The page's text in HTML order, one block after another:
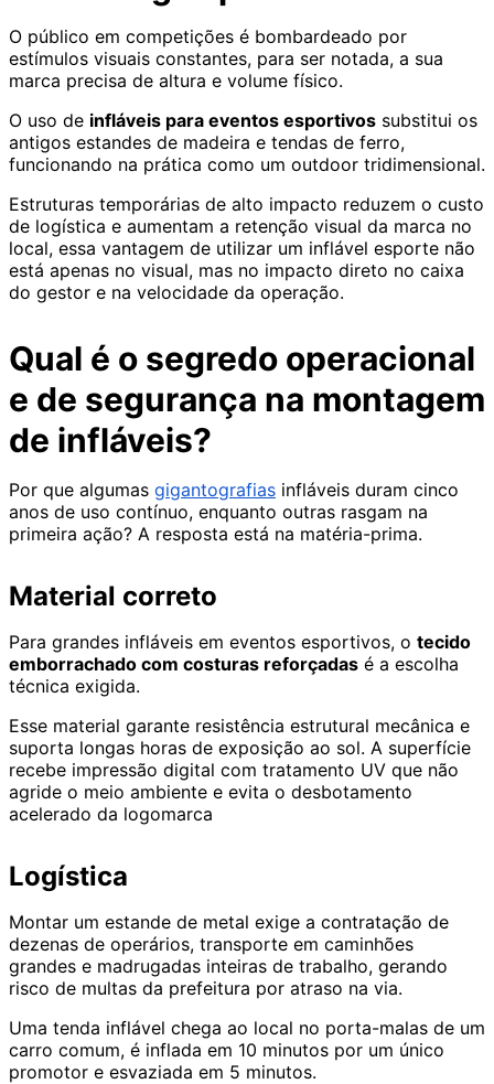
O público em competições é bombardeado por
estímulos visuais constantes, para ser notada, a sua
marca precisa de altura e volume físico.
O uso de infláveis para eventos esportivos substitui os
antigos estandes de madeira e tendas de ferro,
funcionando na prática como um outdoor tridimensional.
Estruturas temporárias de alto impacto reduzem o custo
de logística e aumentam a retenção visual da marca no
local, essa vantagem de utilizar um inflável esporte não
está apenas no visual, mas no impacto direto no caixa
do gestor e na velocidade da operação.
Qual é o segredo operacional
e de segurança na montagem
de infláveis?
Por que algumas gigantografias infláveis duram cinco
anos de uso contínuo, enquanto outras rasgam na
primeira ação? A resposta está na matéria-prima.
Material correto
Para grandes infláveis em eventos esportivos, o tecido
emborrachado com costuras reforçadas é a escolha
técnica exigida.
Esse material garante resistência estrutural mecânica e
suporta longas horas de exposição ao sol. A superfície
recebe impressão digital com tratamento UV que não
agride o meio ambiente e evita o desbotamento
acelerado da logomarca
Logística
Montar um estande de metal exige a contratação de
dezenas de operários, transporte em caminhões
grandes e madrugadas inteiras de trabalho, gerando
risco de multas da prefeitura por atraso na via.
Uma tenda inflável chega ao local no porta-malas de um
carro comum, é inflada em 10 minutos por um único
promotor e esvaziada em 5 minutos.